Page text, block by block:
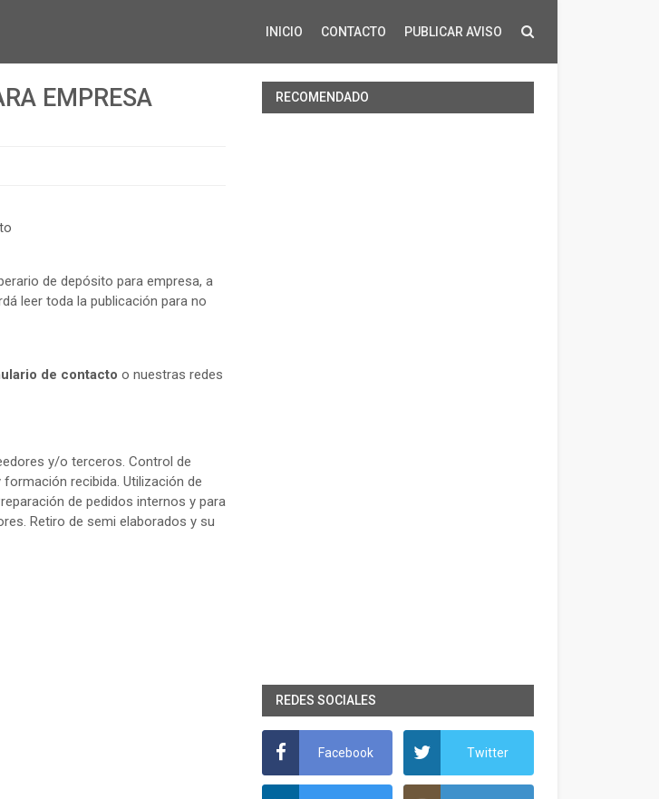
INICIO CONTACTO PUBLICAR AVISO
EMPRESA
de depósito para empresa, a
leer toda la publicación para no
de contacto o nuestras redes
y/o terceros. Control de
recibida. Utilización de
de pedidos internos y para
Retiro de semi elaborados y su
RECOMENDADO
REDES SOCIALES
Facebook Twitter